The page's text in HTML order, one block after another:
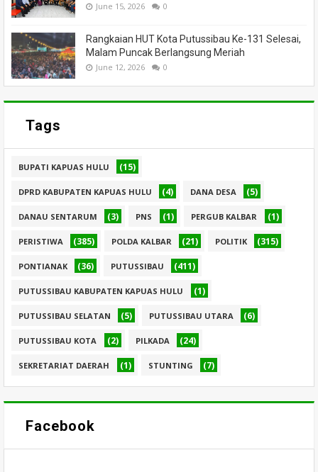
June 15, 2026 0
Rangkaian HUT Kota Putussibau Ke-131 Selesai,
Malam Puncak Berlangsung Meriah
June 12, 2026 0
Tags
BUPATI KAPUAS HULU (15)
DPRD KABUPATEN KAPUAS HULU (4) DANA DESA (5)
DANAU SENTARUM (3) PNS (1) PERGUB KALBAR (1)
PERISTIWA (385) POLDA KALBAR (21) POLITIK (315)
PONTIANAK (36) PUTUSSIBAU (411)
PUTUSSIBAU KABUPATEN KAPUAS HULU (1)
PUTUSSIBAU SELATAN (5) PUTUSSIBAU UTARA (6)
PUTUSSIBAU KOTA (2) PILKADA (24)
SEKRETARIAT DAERAH (1) STUNTING (7)
Facebook